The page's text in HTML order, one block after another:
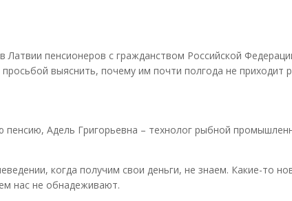
пенсионеров с гражданством Российской
выяснить, почему им почти полгода не приходит
Адель Григорьевна – технолог рыбной
когда получим свои деньги, не знаем. Какие-то
нас не обнадеживают.